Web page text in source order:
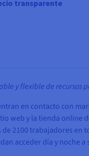
transparente
y flexible de
en contacto con
web y la tienda online
2100 trabajadores
acceder día y noche